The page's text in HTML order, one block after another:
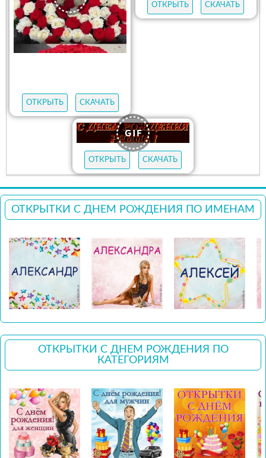
ОТКРЫТЬ СКАЧАТЬ
ОТКРЫТЬ СКАЧАТЬ
ОТКРЫТЬ СКАЧАТЬ
ОТКРЫТКИ С ДНЕМ РОЖДЕНИЯ ПО ИМЕНАМ
ОТКРЫТКИ С ДНЕМ РОЖДЕНИЯ ПО
КАТЕГОРИЯМ